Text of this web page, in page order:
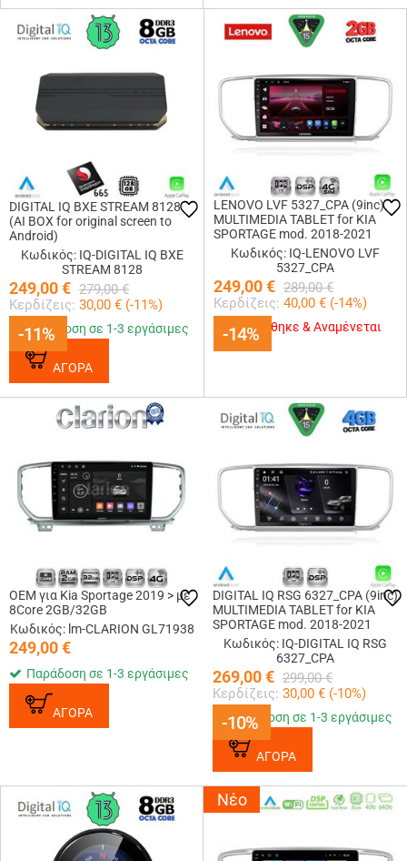
-11%
DIGITAL IQ BXE STREAM 8128
(AI BOX for original screen to
Android)
Κωδικός: IQ-DIGITAL IQ BXE
STREAM 8128
249,00€ 279,00 €
Κερδίζεις: 30,00 € (-11%)
-11%
Παράδοση σε 1-3 εργάσιμες
ΑΓΟΡΑ
-14%
LENOVO LVF 5327_CPA (9inc)
MULTIMEDIA TABLET for KIA
SPORTAGE mod. 2018-2021
Κωδικός: IQ-LENOVO LVF
5327_CPA
249,00€ 289,00 €
Κερδίζεις: 40,00 € (-14%)
-14%
Εξαντλήθηκε & Αναμένεται
OEM για Kia Sportage 2019 > με
8Core 2GB/32GB
Κωδικός: lm-CLARION GL71938
249,00€
Παράδοση σε 1-3 εργάσιμες
ΑΓΟΡΑ -10%
DIGITAL IQ RSG 6327_CPA (9inc)
MULTIMEDIA TABLET for KIA
SPORTAGE mod. 2018-2021
Κωδικός: IQ-DIGITAL IQ RSG
6327_CPA
269,00€ 299,00 €
Κερδίζεις: 30,00 € (-10%)
-10%
Παράδοση σε 1-3 εργάσιμες
ΑΓΟΡΑ
Νέο